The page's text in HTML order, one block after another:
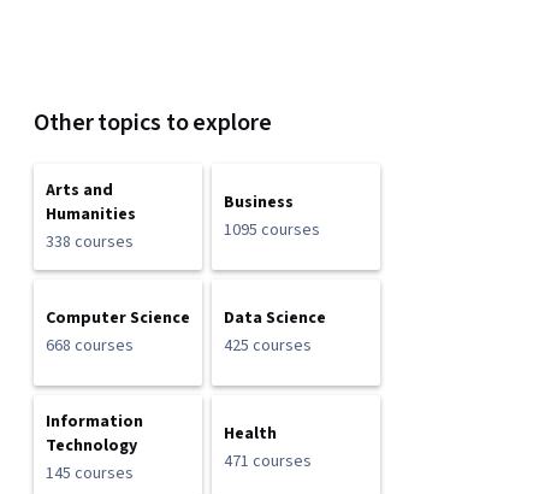
Other topics to explore
Arts and
Humanities
338 courses
Business
1095 courses
Computer Science
668 courses
Data Science
425 courses
Information
Technology
145 courses
Health
471 courses